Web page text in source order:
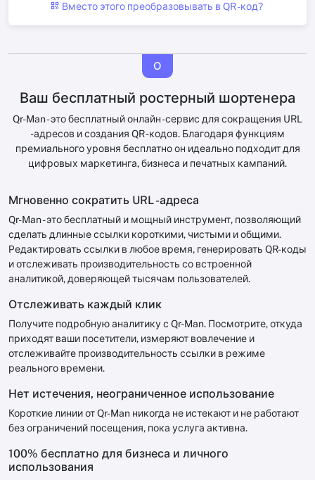
Вместо этого преобразовывать в QR -код?
О
Ваш бесплатный ростерный шортенера
Qr-Man - это бесплатный онлайн -сервис для сокращения URL
-адресов и создания QR -кодов. Благодаря функциям
премиального уровня бесплатно он идеально подходит для
цифровых маркетинга, бизнеса и печатных кампаний.
Мгновенно сократить URL -адреса
Qr-Man - это бесплатный и мощный инструмент, позволяющий
сделать длинные ссылки короткими, чистыми и общими.
Редактировать ссылки в любое время, генерировать QR-коды
и отслеживать производительность со встроенной
аналитикой, доверяющей тысячам пользователей.
Отслеживать каждый клик
Получите подробную аналитику с Qr-Man. Посмотрите, откуда
приходят ваши посетители, измеряют вовлечение и
отслеживайте производительность ссылки в режиме
реального времени.
Нет истечения, неограниченное использование
Короткие линии от Qr-Man никогда не истекают и не работают
без ограничений посещения, пока услуга активна.
100% бесплатно для бизнеса и личного
использования